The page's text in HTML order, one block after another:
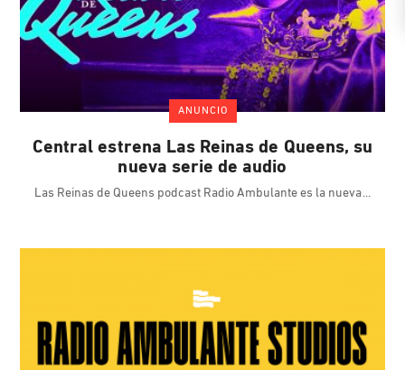
ANUNCIO
Central estrena Las Reinas de Queens, su
nueva serie de audio
Las Reinas de Queens podcast Radio Ambulante es la nueva